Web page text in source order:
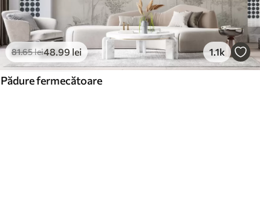
81.65lei48.99 lei 1.1k
Pădure fermecătoare